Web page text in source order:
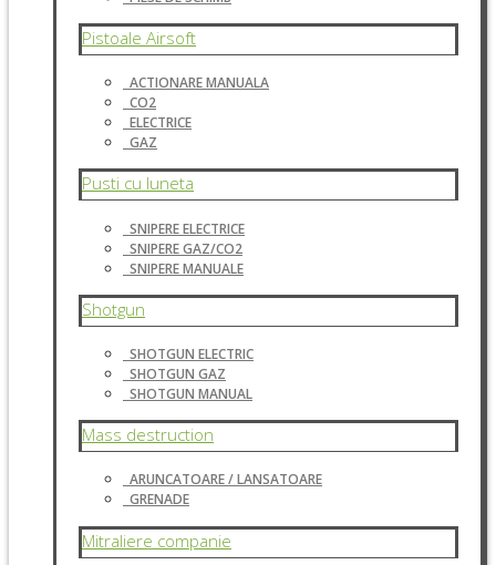
Pistoale Airsoft
ACTIONARE MANUALA
CO2
ELECTRICE
GAZ
Pusti cu luneta
SNIPERE ELECTRICE
SNIPERE GAZ/CO2
SNIPERE MANUALE
Shotgun
SHOTGUN ELECTRIC
SHOTGUN GAZ
SHOTGUN MANUAL
Mass destruction
ARUNCATOARE / LANSATOARE
GRENADE
Mitraliere companie